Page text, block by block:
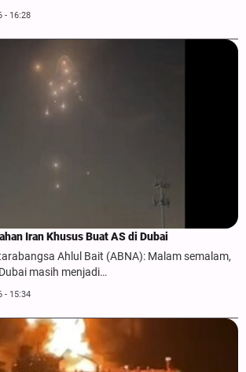
- 16:28
Iran Khusus Buat AS di Dubai
Ahlul Bait (ABNA): Malam semalam,
masih menjadi…
- 15:34